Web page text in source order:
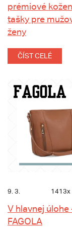
prémiové
tašky pre
ženy
ČÍST CELÉ
9. 3. 1413x
V hlavnej úlohe
FAGOLA